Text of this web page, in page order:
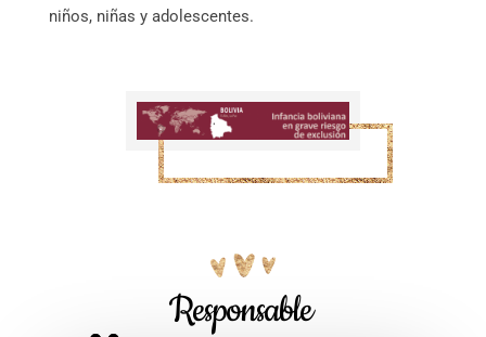
niños, niñas y adolescentes.
Responsable